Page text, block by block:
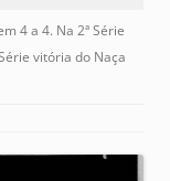
4 a 4. Na 2ª Série
vitória do Naça